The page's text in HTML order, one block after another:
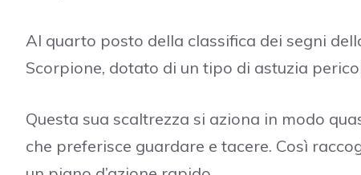
Al quarto posto della classifica dei segni
Scorpione, dotato di un tipo di astuzia
Questa sua scaltrezza si aziona in modo
che preferisce guardare e tacere. Così